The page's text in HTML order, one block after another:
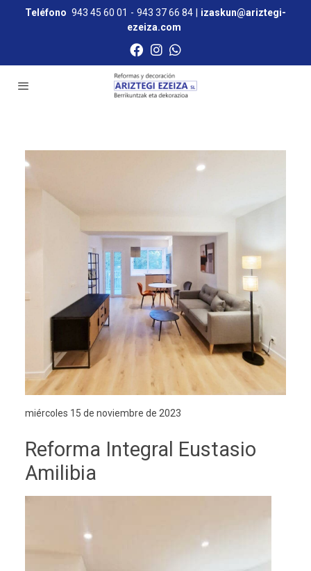
Teléfono 943 45 60 01 - 943 37 66 84
izaskun@ariztegi-
ezeiza.com
miércoles 15 de noviembre de 2023
Reforma Integral Eustasio
Amilibia